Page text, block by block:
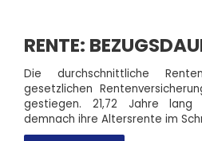
RENTE:
Die durchschnittliche
gesetzlichen
gestiegen. 21,72 Jahre lang
demnach ihre Altersrente im